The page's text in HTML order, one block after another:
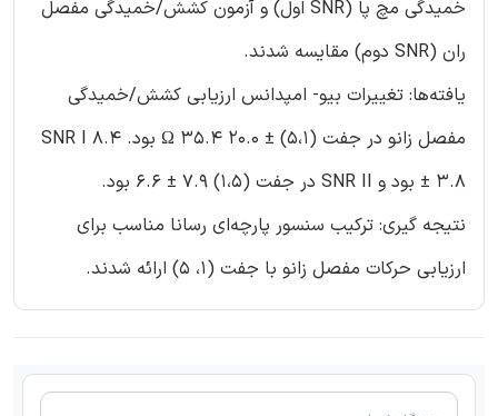
خمیدگی مچ پا (SNR اول) و آزمون کشش/خمیدگی مفصل
ران (SNR دوم) مقایسه شدند.
یافته‌ها: تغییرات بیو- امپدانس ارزیابی کشش/خمیدگی
مفصل زانو در جفت (5،1) ± 20.0 Ω 35.4 بود. SNR I 8.4
± 3.8 بود و SNR II در جفت (1،5) 7.9 ± 6.6 بود.
نتیجه گیری: ترکیب سنسور پارچه‌ای رسانا مناسب برای
ارزیابی حرکات مفصل زانو با جفت (1، 5) ارائه شدند.